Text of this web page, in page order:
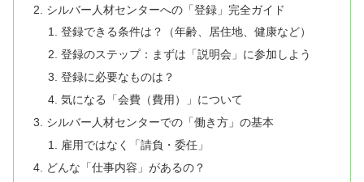
シルバー人材センターへの「登録」完全ガイド
登録できる条件は？（年齢、居住地、健康など）
登録のステップ：まずは「説明会」に参加しよう
登録に必要なものは？
気になる「会費（費用）」について
シルバー人材センターでの「働き方」の基本
雇用ではなく「請負・委任」
どんな「仕事内容」があるの？